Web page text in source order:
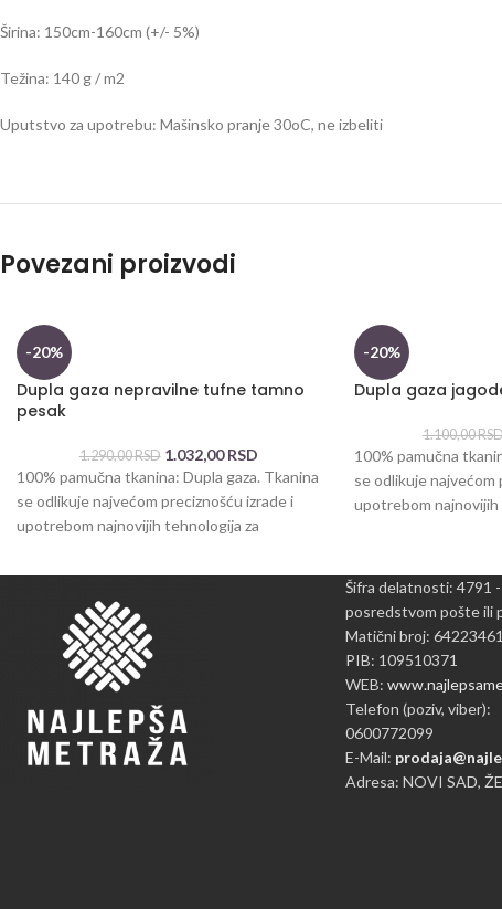
Širina: 150cm-160cm (+/- 5%)
Težina: 140 g / m2
Uputstvo za upotrebu: Mašinsko pranje 30oC, ne izbeliti
Povezani proizvodi
-20%
Dupla gaza nepravilne tufne tamno
pesak
1.290,00RSD 1.032,00RSD
100% pamučna tkanina: Dupla gaza. Tkanina
se odlikuje najvećom preciznošću izrade i
upotrebom najnovijih tehnologija za
-20%
Dupla gaza
1.100,00
100% pamučna
se odlikuje najvećom
upotrebom najnovijih
Šifra delatnosti: 4791
posredstvom pošte ili
Matični broj: 64223461
PIB: 109510371
WEB:
Telefon (poziv, viber):
0600772099
E-Mail:
Adresa: NOVI SAD,